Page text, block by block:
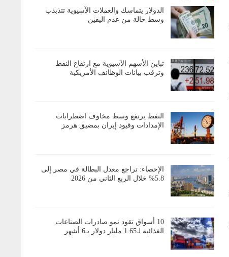
الدولار يتماسك والعملات الآسيوية تتذبذب
وسط حالة من عدم اليقين
تباين الأسهم الآسيوية مع ارتفاع النفط
وترقب بيانات الوظائف الأمريكية
النفط يرتفع وسط مخاوف اضطرابات
الإمدادات وقيود إيران بمضيق هرمز
الإحصاء: تراجع معدل البطالة في مصر إلى
5.8% خلال الربع الثاني من 2026
10 أسواق تقود نمو صادرات الصناعات
الغذائية لـ1.65 مليار دولار بـ6 أشهر